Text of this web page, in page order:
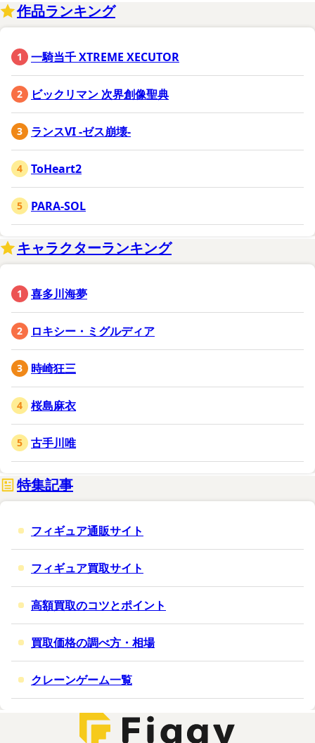
作品ランキング
一騎当千 XTREME XECUTOR
ビックリマン 次界創像聖典
ランスVI -ゼス崩壊-
ToHeart2
PARA-SOL
キャラクターランキング
喜多川海夢
ロキシー・ミグルディア
時崎狂三
桜島麻衣
古手川唯
特集記事
フィギュア通販サイト
フィギュア買取サイト
高額買取のコツとポイント
買取価格の調べ方・相場
クレーンゲーム一覧